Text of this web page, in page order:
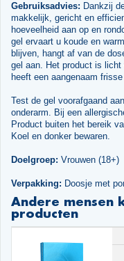
Gebruiksadvies: Dankzij
makkelijk, gericht en
hoeveelheid aan op en
gel ervaart u koude en
blijven, hangt af van de
gel aan. Het product is
heeft een aangenaam
Test de gel voorafgaand
onderarm. Bij een
Product buiten het bereik
Koel en donker bewaren.
Doelgroep: Vrouwen (18+)
Verpakking: Doosje met
Andere mensen
producten